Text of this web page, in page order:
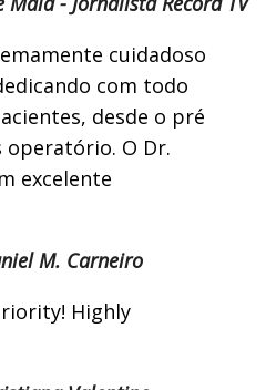
cuidadoso
com todo
desde o pré
O Dr.
excelente
M. Carneiro
Highly